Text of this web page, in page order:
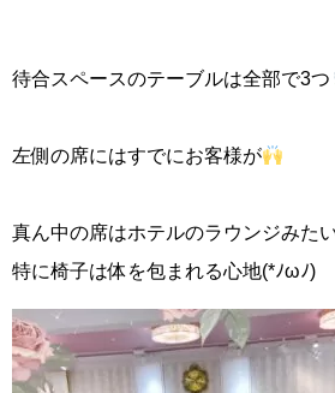
待合スペースのテーブルは全部で3つ
左側の席にはすでにお客様が
真ん中の席はホテルのラウンジみた
特に椅子は体を包まれる心地(*ﾉωﾉ)